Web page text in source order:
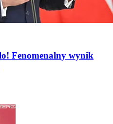
Fenomenalny wynik